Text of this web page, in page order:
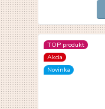
TOP produkt
Akcia
Novinka